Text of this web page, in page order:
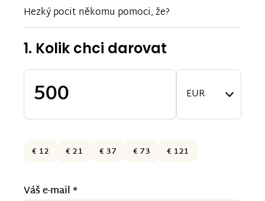
Hezký pocit někomu pomoci, že?
1. Kolik chci darovat
EUR
€ 12 € 21 € 37 € 73 € 121
Váš e-mail *